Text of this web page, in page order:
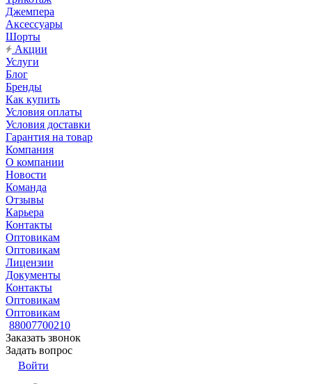
Джемпера
Аксессуары
Шорты
Акции
Услуги
Блог
Бренды
Как купить
Условия оплаты
Условия доставки
Гарантия на товар
Компания
О компании
Новости
Команда
Отзывы
Карьера
Контакты
Оптовикам
Оптовикам
Лицензии
Документы
Контакты
Оптовикам
Оптовикам
88007700210
Заказать звонок
Задать вопрос
Войти